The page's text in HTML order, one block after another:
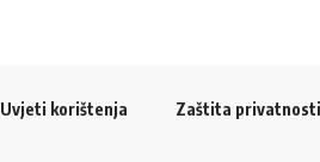
Uvjeti korištenja Zaštita privatnosti